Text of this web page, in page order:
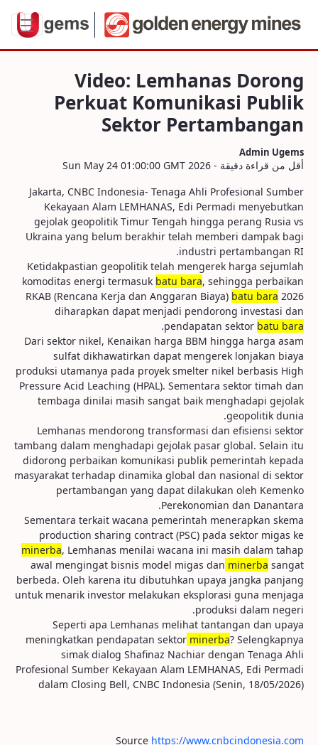
Publik Sektor Pertambangan
Video: Lemhanas Dorong
Perkuat Komunikasi Publik
Sektor Pertambangan
Admin Ugems
أقل من قراءة دقيقة - Sun May 24 01:00:00 GMT 2026
Jakarta, CNBC Indonesia- Tenaga Ahli Profesional Sumber
Kekayaan Alam LEMHANAS, Edi Permadi menyebutkan
gejolak geopolitik Timur Tengah hingga perang Rusia vs
Ukraina yang belum berakhir telah memberi dampak bagi
industri pertambangan RI.
Ketidakpastian geopolitik telah mengerek harga sejumlah
komoditas energi termasuk batu bara, sehingga perbaikan
RKAB (Rencana Kerja dan Anggaran Biaya) batu bara 2026
diharapkan dapat menjadi pendorong investasi dan
pendapatan sektor batu bara
.
Dari sektor nikel, Kenaikan harga BBM hingga harga asam
sulfat dikhawatirkan dapat mengerek lonjakan biaya
produksi utamanya pada proyek smelter nikel berbasis High
Pressure Acid Leaching (HPAL). Sementara sektor timah dan
tembaga dinilai masih sangat baik menghadapi gejolak
geopolitik dunia.
Lemhanas mendorong transformasi dan efisiensi sektor
tambang dalam menghadapi gejolak pasar global. Selain itu
didorong perbaikan komunikasi publik pemerintah kepada
masyarakat terhadap dinamika global dan nasional di sektor
pertambangan yang dapat dilakukan oleh Kemenko
Perekonomian dan Danantara.
Sementara terkait wacana pemerintah menerapkan skema
production sharing contract (PSC) pada sektor migas ke
minerba, Lemhanas menilai wacana ini masih dalam tahap
awal mengingat bisnis model migas dan minerba sangat
berbeda. Oleh karena itu dibutuhkan upaya jangka panjang
untuk menarik investor melakukan eksplorasi guna menjaga
produksi dalam negeri.
Seperti apa Lemhanas melihat tantangan dan upaya
meningkatkan pendapatan sektor minerba? Selengkapnya
simak dialog Shafinaz Nachiar dengan Tenaga Ahli
Profesional Sumber Kekayaan Alam LEMHANAS, Edi Permadi
dalam Closing Bell, CNBC Indonesia (Senin, 18/05/2026)
Source https://www.cnbcindonesia.com